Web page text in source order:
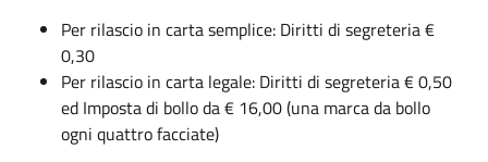
Per rilascio in carta semplice: Diritti di segreteria €
0,30
Per rilascio in carta legale: Diritti di segreteria € 0,50
ed Imposta di bollo da € 16,00 (una marca da bollo
ogni quattro facciate)